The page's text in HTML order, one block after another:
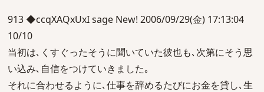
913 ◆ccqXAQxUxI sage New! 2006/09/29(金) 17:13:04
10/10
当初は､くすぐったそうに聞いていた彼也も､次第にそう思
い込み､自信をつけていきました｡
それに合わせるように､仕事を辞めるたびにお金を貸し､生